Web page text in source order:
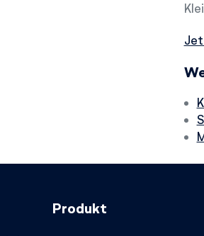
Produkt